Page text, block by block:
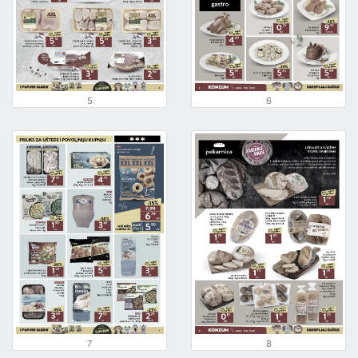
5 6
7 8